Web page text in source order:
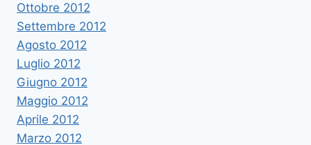
Ottobre 2012
Settembre 2012
Agosto 2012
Luglio 2012
Giugno 2012
Maggio 2012
Aprile 2012
Marzo 2012